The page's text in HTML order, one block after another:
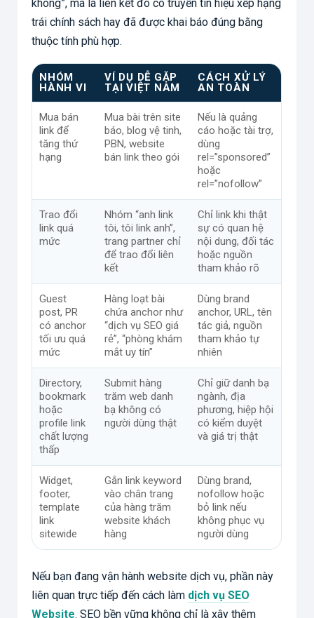
không”, mà là liên kết đó có truyền tín hiệu xếp hạng
trái chính sách hay đã được khai báo đúng bằng
thuộc tính phù hợp.
NHÓM
HÀNH VI
VÍ DỤ DỄ GẶP
TẠI VIỆT NAM
CÁCH XỬ LÝ
AN TOÀN
Mua bán
link để
tăng thứ
hạng
Mua bài trên site
báo, blog vệ tinh,
PBN, website
bán link theo gói
Nếu là quảng
cáo hoặc tài trợ,
dùng
rel=”sponsored”
hoặc
rel=”nofollow”
Trao đổi
link quá
mức
Nhóm “anh link
tôi, tôi link anh”,
trang partner chỉ
để trao đổi liên
kết
Chỉ link khi thật
sự có quan hệ
nội dung, đối tác
hoặc nguồn
tham khảo rõ
Guest
post, PR
có anchor
tối ưu quá
mức
Hàng loạt bài
chứa anchor như
“dịch vụ SEO giá
rẻ”, “phòng khám
mắt uy tín”
Dùng brand
anchor, URL, tên
tác giả, nguồn
tham khảo tự
nhiên
Directory,
bookmark
hoặc
profile link
chất lượng
thấp
Submit hàng
trăm web danh
bạ không có
người dùng thật
Chỉ giữ danh bạ
ngành, địa
phương, hiệp hội
có kiểm duyệt
và giá trị thật
Widget,
footer,
template
link
sitewide
Gắn link keyword
vào chân trang
của hàng trăm
website khách
hàng
Dùng brand,
nofollow hoặc
bỏ link nếu
không phục vụ
người dùng
Nếu bạn đang vận hành website dịch vụ, phần này
liên quan trực tiếp đến cách làm dịch vụ SEO
Website. SEO bền vững không chỉ là xây thêm